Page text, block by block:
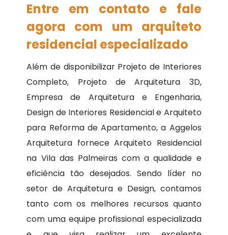
Entre em contato e fale
agora com um arquiteto
residencial especializado
Além de disponibilizar Projeto de Interiores
Completo, Projeto de Arquitetura 3D,
Empresa de Arquitetura e Engenharia,
Design de Interiores Residencial e Arquiteto
para Reforma de Apartamento, a Aggelos
Arquitetura fornece Arquiteto Residencial
na Vila das Palmeiras com a qualidade e
eficiência tão desejados. Sendo líder no
setor de Arquitetura e Design, contamos
tanto com os melhores recursos quanto
com uma equipe profissional especializada